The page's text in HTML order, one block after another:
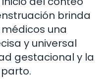
brinda
una
y universal
gestacional y la